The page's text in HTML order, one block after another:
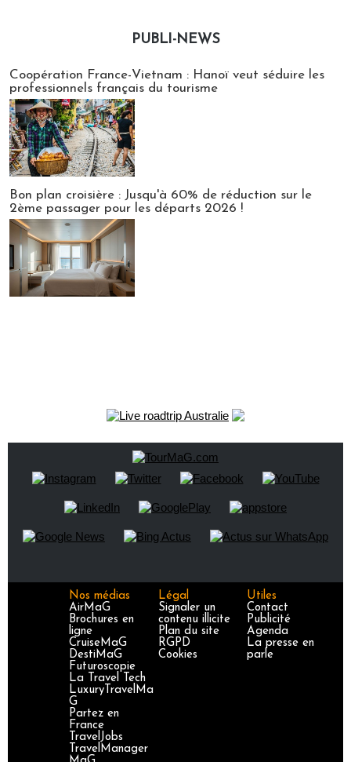
PUBLI-NEWS
Coopération France-Vietnam : Hanoï veut séduire les
professionnels français du tourisme
Bon plan croisière : Jusqu'à 60% de réduction sur le
2ème passager pour les départs 2026 !
Nos médias
AirMaG
Brochures en
ligne
CruiseMaG
DestiMaG
Futuroscopie
La Travel Tech
LuxuryTravelMa
G
Partez en
France
TravelJobs
TravelManager
Légal
Signaler un
contenu illicite
Plan du site
RGPD
Cookies
Utiles
Contact
Publicité
Agenda
La presse en
parle